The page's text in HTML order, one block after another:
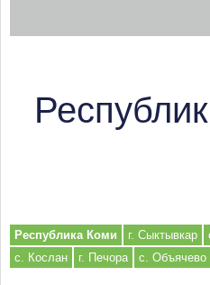
Республика Коми г. Сыктывкар
с. Кослан
г. Печора с. Объячево